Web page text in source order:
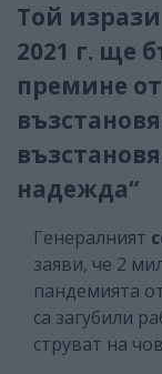
Той
2021 г. ще
премине
надежда“
Генералният
заяви, че 2
пандемията
са загубили
струват на